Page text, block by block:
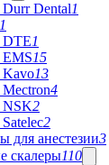
Dental1
1
1
15
13
4
2
2
для анестезии3
скалеры110